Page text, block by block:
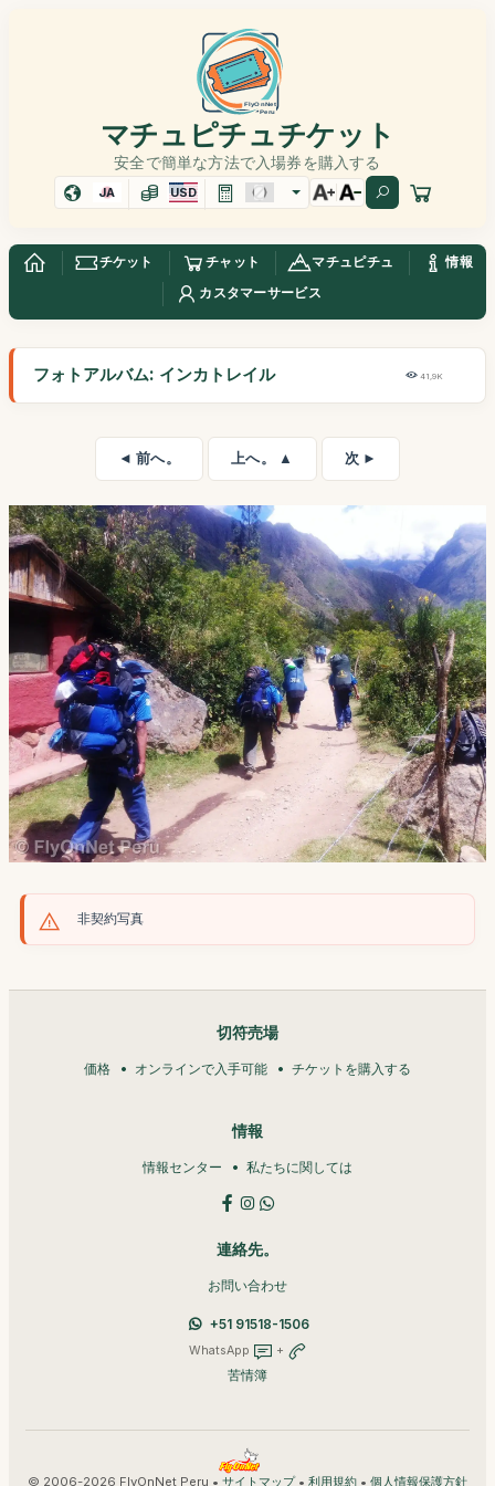
マチュピチュチケット
安全で簡単な方法で入場券を購入する
JA USD
チケット チャット マチュピチュ
情報
カスタマーサービス
フォトアルバム: インカトレイル 41,9K
◄ 前へ。 上へ。 ▲ 次 ►
非契約写真
切符売場
価格 オンラインで入手可能 チケットを購入する
情報
情報センター 私たちに関しては
連絡先。
お問い合わせ
+51 91518-1506
WhatsApp +
苦情簿
© 2006-2026 FlyOnNet Peru • サイトマップ• 利用規約 • 個人情報保護方針